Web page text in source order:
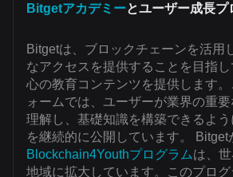
Bitgetアカデミーとユーザー成長プ
Bitgetは、ブロックチェーンを活用
なアクセスを提供することを目指
心の教育コンテンツを提供します
ォームでは、ユーザーが業界の重要
理解し、基礎知識を構築できるよ
を継続的に公開しています。 Bitget
Blockchain4Youthプログラムは、
地域に拡大しています。このプロ